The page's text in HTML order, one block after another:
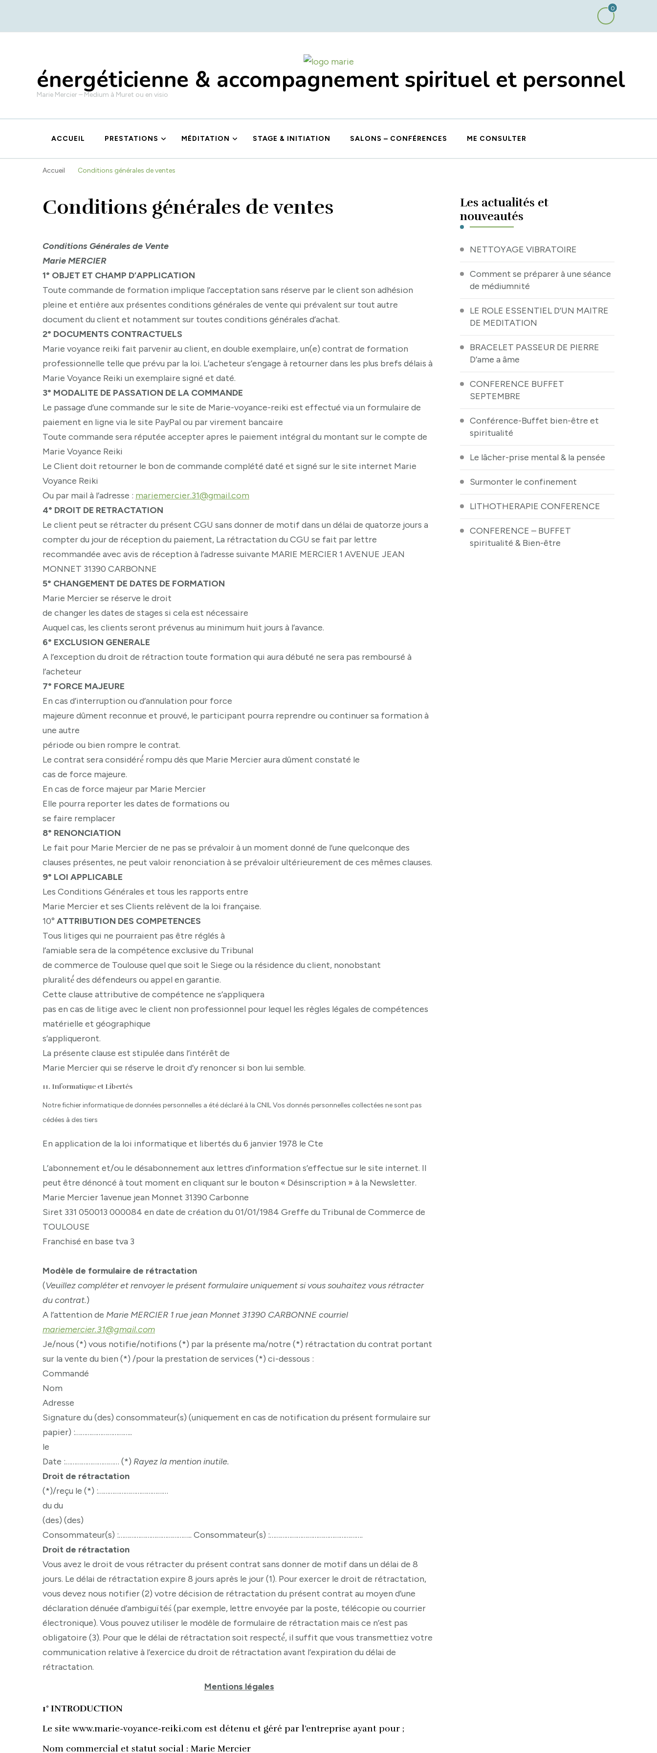
0
énergéticienne & accompagnement spirituel et personnel
Marie Mercier – Medium à Muret ou en visio
ACCUEIL PRESTATIONS MÉDITATION STAGE & INITIATION SALONS – CONFÉRENCES ME CONSULTER
Accueil Conditions générales de ventes
Conditions générales de ventes
Conditions Générales de Vente
Marie MERCIER
1° OBJET ET CHAMP D’APPLICATION
Toute commande de formation implique l’acceptation sans réserve par le client son adhésion
pleine et entière aux présentes conditions générales de vente qui prévalent sur tout autre
document du client et notamment sur toutes conditions générales d’achat.
2° DOCUMENTS CONTRACTUELS
Marie voyance reiki fait parvenir au client, en double exemplaire, un(e) contrat de formation
professionnelle telle que prévu par la loi. L’acheteur s’engage à retourner dans les plus brefs délais à
Marie Voyance Reiki un exemplaire signé et daté.
3° MODALITE DE PASSATION DE LA COMMANDE
Le passage d’une commande sur le site de Marie-voyance-reiki est effectué via un formulaire de
paiement en ligne via le site PayPal ou par virement bancaire
Toute commande sera réputée accepter apres le paiement intégral du montant sur le compte de
Marie Voyance Reiki
Le Client doit retourner le bon de commande complété daté et signé sur le site internet Marie
Voyance Reiki
Ou par mail à l’adresse : mariemercier.31@gmail.com
4° DROIT DE RETRACTATION
Le client peut se rétracter du présent CGU sans donner de motif dans un délai de quatorze jours a
compter du jour de réception du paiement, La rétractation du CGU se fait par lettre
recommandée avec avis de réception à l’adresse suivante MARIE MERCIER 1 AVENUE JEAN
MONNET 31390 CARBONNE
5° CHANGEMENT DE DATES DE FORMATION
Marie Mercier se réserve le droit
de changer les dates de stages si cela est nécessaire
Auquel cas, les clients seront prévenus au minimum huit jours à l’avance.
6° EXCLUSION GENERALE
A l’exception du droit de rétraction toute formation qui aura débuté ne sera pas remboursé à
l’acheteur
7° FORCE MAJEURE
En cas d’interruption ou d’annulation pour force
majeure dûment reconnue et prouvé, le participant pourra reprendre ou continuer sa formation à
une autre
période ou bien rompre le contrat.
Le contrat sera considéré́ rompu dès que Marie Mercier aura dûment constaté le
cas de force majeure.
En cas de force majeur par Marie Mercier
Elle pourra reporter les dates de formations ou
se faire remplacer
8° RENONCIATION
Le fait pour Marie Mercier de ne pas se prévaloir à un moment donné de l’une quelconque des
clauses présentes, ne peut valoir renonciation à se prévaloir ultérieurement de ces mêmes clauses.
9° LOI APPLICABLE
Les Conditions Générales et tous les rapports entre
Marie Mercier et ses Clients relèvent de la loi française.
10° ATTRIBUTION DES COMPETENCES
Tous litiges qui ne pourraient pas être réglés à
l’amiable sera de la compétence exclusive du Tribunal
de commerce de Toulouse quel que soit le Siege ou la résidence du client, nonobstant
pluralité́ des défendeurs ou appel en garantie.
Cette clause attributive de compétence ne s’appliquera
pas en cas de litige avec le client non professionnel pour lequel les règles légales de compétences
matérielle et géographique
s’appliqueront.
La présente clause est stipulée dans l’intérêt de
Marie Mercier qui se réserve le droit d’y renoncer si bon lui semble.
11. Informatique et Libertés
Notre fichier informatique de données personnelles a été déclaré à la CNIL Vos donnés personnelles collectées ne sont pas
cédées à des tiers
En application de la loi informatique et libertés du 6 janvier 1978 le Cte
L’abonnement et/ou le désabonnement aux lettres d’information s’effectue sur le site internet. Il
peut être dénoncé à tout moment en cliquant sur le bouton « Désinscription » à la Newsletter.
Marie Mercier 1avenue jean Monnet 31390 Carbonne
Siret 331 050013 000084 en date de création du 01/01/1984 Greffe du Tribunal de Commerce de
TOULOUSE
Franchisé en base tva 3
Modèle de formulaire de rétractation
(Veuillez compléter et renvoyer le présent formulaire uniquement si vous souhaitez vous rétracter
du contrat.)
A l’attention de Marie MERCIER 1 rue jean Monnet 31390 CARBONNE courriel
mariemercier.31@gmail.com
Je/nous (*) vous notifie/notifions (*) par la présente ma/notre (*) rétractation du contrat portant
sur la vente du bien (*) /pour la prestation de services (*) ci-dessous :
Commandé
Nom
Adresse
Signature du (des) consommateur(s) (uniquement en cas de notification du présent formulaire sur
papier) :…………………………..
le
Date :………………………… (*) Rayez la mention inutile.
Droit de rétractation
(*)/reçu le (*) :…………………………………
du du
(des) (des)
Consommateur(s) :………………………………….. Consommateur(s) :…………………………………………….
Droit de rétractation
Vous avez le droit de vous rétracter du présent contrat sans donner de motif dans un délai de 8
jours. Le délai de rétractation expire 8 jours après le jour (1). Pour exercer le droit de rétractation,
vous devez nous notifier (2) votre décision de rétractation du présent contrat au moyen d’une
déclaration dénuée d’ambiguïtéś (par exemple, lettre envoyée par la poste, télécopie ou courrier
électronique). Vous pouvez utiliser le modèle de formulaire de rétractation mais ce n’est pas
obligatoire (3). Pour que le délai de rétractation soit respecté́, il suffit que vous transmettiez votre
communication relative à l’exercice du droit de rétractation avant l’expiration du délai de
rétractation.
Mentions légales
1° INTRODUCTION
Le site www.marie-voyance-reiki.com est détenu et géré par l’entreprise ayant pour ;
Nom commercial et statut social : Marie Mercier
Les actualités et
nouveautés
NETTOYAGE VIBRATOIRE
Comment se préparer à une séance
de médiumnité
LE ROLE ESSENTIEL D’UN MAITRE
DE MEDITATION
BRACELET PASSEUR DE PIERRE
D’ame a âme
CONFERENCE BUFFET
SEPTEMBRE
Conférence-Buffet bien-être et
spiritualité
Le lâcher-prise mental & la pensée
Surmonter le confinement
LITHOTHERAPIE CONFERENCE
CONFERENCE – BUFFET
spiritualité & Bien-être